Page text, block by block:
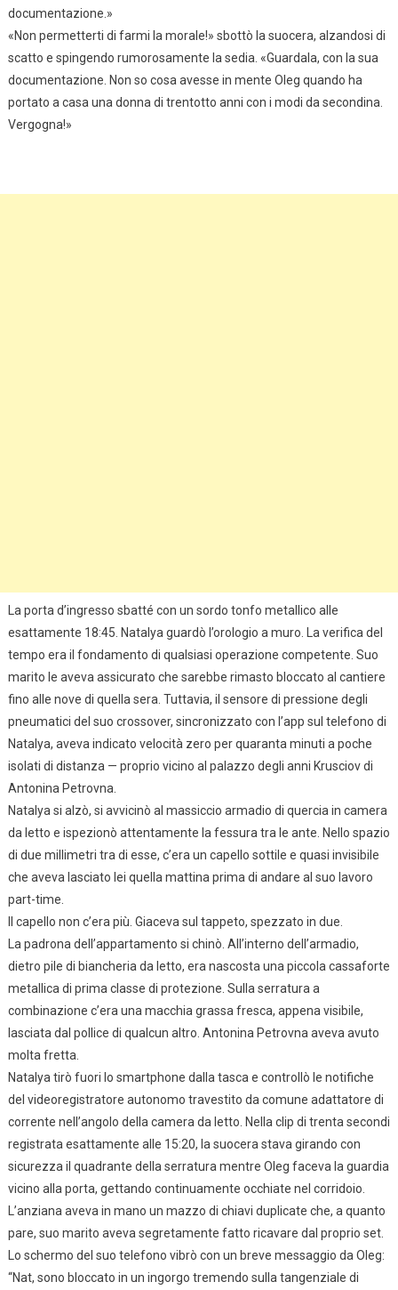
documentazione.»
«Non permetterti di farmi la morale!» sbottò la suocera, alzandosi di
scatto e spingendo rumorosamente la sedia. «Guardala, con la sua
documentazione. Non so cosa avesse in mente Oleg quando ha
portato a casa una donna di trentotto anni con i modi da secondina.
Vergogna!»
La porta d’ingresso sbatté con un sordo tonfo metallico alle
esattamente 18:45. Natalya guardò l’orologio a muro. La verifica del
tempo era il fondamento di qualsiasi operazione competente. Suo
marito le aveva assicurato che sarebbe rimasto bloccato al cantiere
fino alle nove di quella sera. Tuttavia, il sensore di pressione degli
pneumatici del suo crossover, sincronizzato con l’app sul telefono di
Natalya, aveva indicato velocità zero per quaranta minuti a poche
isolati di distanza — proprio vicino al palazzo degli anni Krusciov di
Antonina Petrovna.
Natalya si alzò, si avvicinò al massiccio armadio di quercia in camera
da letto e ispezionò attentamente la fessura tra le ante. Nello spazio
di due millimetri tra di esse, c’era un capello sottile e quasi invisibile
che aveva lasciato lei quella mattina prima di andare al suo lavoro
part-time.
Il capello non c’era più. Giaceva sul tappeto, spezzato in due.
La padrona dell’appartamento si chinò. All’interno dell’armadio,
dietro pile di biancheria da letto, era nascosta una piccola cassaforte
metallica di prima classe di protezione. Sulla serratura a
combinazione c’era una macchia grassa fresca, appena visibile,
lasciata dal pollice di qualcun altro. Antonina Petrovna aveva avuto
molta fretta.
Natalya tirò fuori lo smartphone dalla tasca e controllò le notifiche
del videoregistratore autonomo travestito da comune adattatore di
corrente nell’angolo della camera da letto. Nella clip di trenta secondi
registrata esattamente alle 15:20, la suocera stava girando con
sicurezza il quadrante della serratura mentre Oleg faceva la guardia
vicino alla porta, gettando continuamente occhiate nel corridoio.
L’anziana aveva in mano un mazzo di chiavi duplicate che, a quanto
pare, suo marito aveva segretamente fatto ricavare dal proprio set.
Lo schermo del suo telefono vibrò con un breve messaggio da Oleg:
“Nat, sono bloccato in un ingorgo tremendo sulla tangenziale di